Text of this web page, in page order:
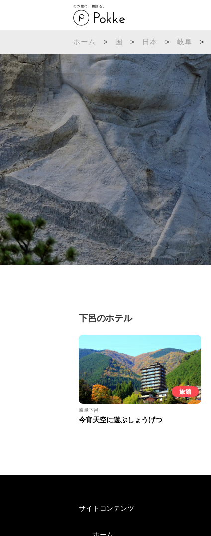
その旅に、物語を。
ホーム > 国 > 日本 > 岐阜 >
下呂のホテル
旅館
岐阜下呂
今宵天空に遊ぶしょうげつ
サイトコンテンツ